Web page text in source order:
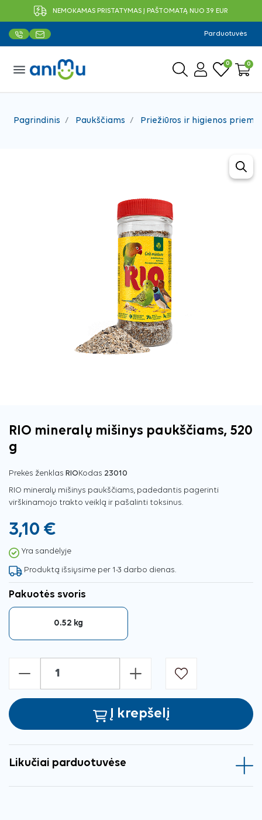
NEMOKAMAS PRISTATYMAS Į PAŠTOMATĄ NUO 39 EUR
Parduotuvės
menu 0 0
Pagrindinis Paukščiams Priežiūros ir higienos
RIO mineralų mišinys paukščiams, 520
g
Prekės ženklas RIOKodas 23010
RIO mineralų mišinys paukščiams, padedantis pagerinti
virškinamojo trakto veiklą ir pašalinti toksinus.
3,10 €
Yra sandėlyje
Produktą išsiųsime per 1-3 darbo dienas.
Pakuotės svoris
0.52 kg
- +
Į krepšelį
Likučiai parduotuvėse